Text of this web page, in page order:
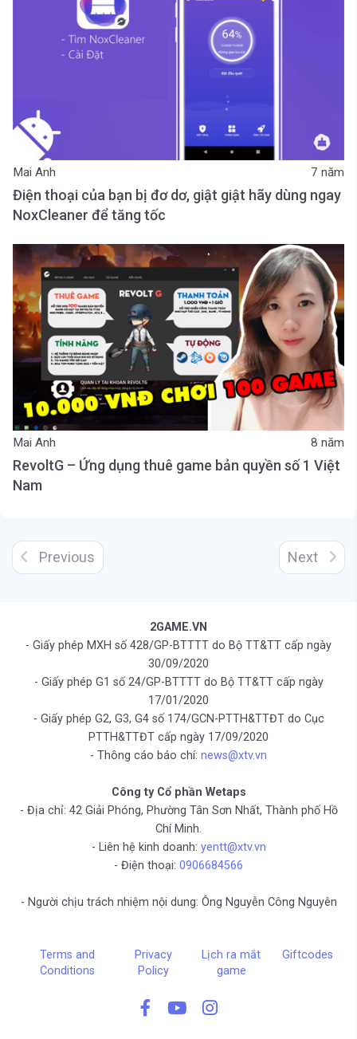
Mai Anh 7 năm
Điện thoại của bạn bị đơ dơ, giật giật hãy dùng ngay
NoxCleaner để tăng tốc
Mai Anh 8 năm
RevoltG – Ứng dụng thuê game bản quyền số 1 Việt
Nam
Previous Next
2GAME.VN
- Giấy phép MXH số 428/GP-BTTTT do Bộ TT&TT cấp ngày
30/09/2020
- Giấy phép G1 số 24/GP-BTTTT do Bộ TT&TT cấp ngày
17/01/2020
- Giấy phép G2, G3, G4 số 174/GCN-PTTH&TTĐT do Cục
PTTH&TTĐT cấp ngày 17/09/2020
- Thông cáo báo chí: news@xtv.vn
Công ty Cổ phần Wetaps
- Địa chỉ: 42 Giải Phóng, Phường Tân Sơn Nhất, Thành phố Hồ
Chí Minh.
- Liên hệ kinh doanh: yentt@xtv.vn
- Điện thoại: 0906684566
- Người chịu trách nhiệm nội dung: Ông Nguyễn Công Nguyên
Terms and
Conditions
Privacy
Policy
Lịch ra mắt
game
Giftcodes